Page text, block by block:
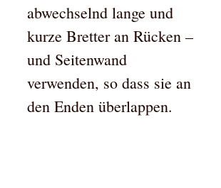
abwechselnd lange und
kurze Bretter an Rücken –
und Seitenwand
verwenden, so dass sie an
den Enden überlappen.